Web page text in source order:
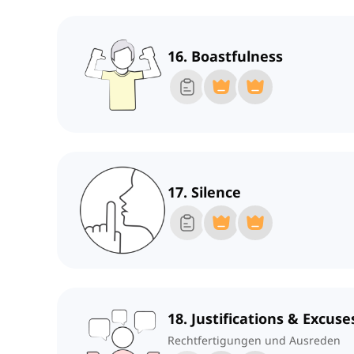
16. Boastfulness
17. Silence
18. Justifications &
Rechtfertigungen und Ausreden